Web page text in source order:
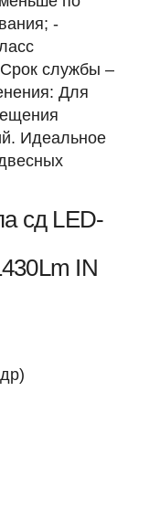
-
службы –
Для
Идеальное
сд LED-
IN